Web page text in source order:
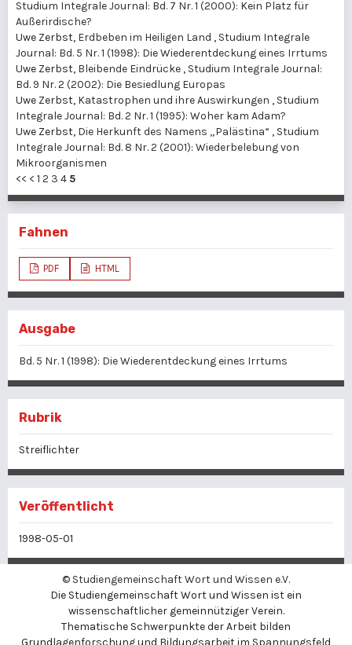
Studium Integrale Journal: Bd. 7 Nr. 1 (2000): Kein Platz für
Außerirdische?
Uwe Zerbst, Erdbeben im Heiligen Land , Studium Integrale
Journal: Bd. 5 Nr. 1 (1998): Die Wiederentdeckung eines Irrtums
Uwe Zerbst, Bleibende Eindrücke , Studium Integrale Journal:
Bd. 9 Nr. 2 (2002): Die Besiedlung Europas
Uwe Zerbst, Katastrophen und ihre Auswirkungen , Studium
Integrale Journal: Bd. 2 Nr. 1 (1995): Woher kam Adam?
Uwe Zerbst, Die Herkunft des Namens „Palästina“ , Studium
Integrale Journal: Bd. 8 Nr. 2 (2001): Wiederbelebung von
Mikroorganismen
<< < 1 2 3 4 5
Fahnen
PDF HTML
Ausgabe
Bd. 5 Nr. 1 (1998): Die Wiederentdeckung eines Irrtums
Rubrik
Streiflichter
Veröffentlicht
1998-05-01
© Studiengemeinschaft Wort und Wissen e.V.
Die Studiengemeinschaft Wort und Wissen ist ein
wissenschaftlicher gemeinnütziger Verein.
Thematische Schwerpunkte der Arbeit bilden
Grundlagenforschung und Bildungsarbeit im Spannungsfeld